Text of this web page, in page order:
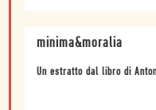
minima&moralia
Un estratto dal libro di